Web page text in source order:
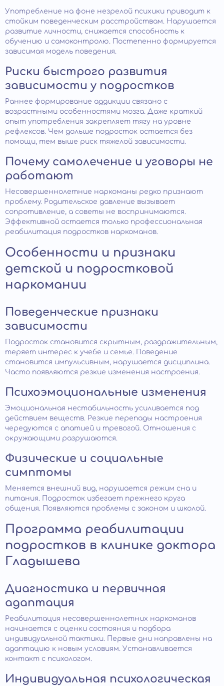
Употребление на фоне незрелой психики приводит к
стойким поведенческим расстройствам. Нарушается
развитие личности, снижается способность к
обучению и самоконтролю. Постепенно формируется
зависимая модель поведения.
Риски быстрого развития
зависимости у подростков
Раннее формирование аддикции связано с
возрастными особенностями мозга. Даже краткий
опыт употребления закрепляет тягу на уровне
рефлексов. Чем дольше подросток остается без
помощи, тем выше риск тяжелой зависимости.
Почему самолечение и уговоры не
работают
Несовершеннолетние наркоманы редко признают
проблему. Родительское давление вызывает
сопротивление, а советы не воспринимаются.
Эффективной остается только профессиональная
реабилитация подростков наркоманов.
Особенности и признаки
детской и подростковой
наркомании
Поведенческие признаки
зависимости
Подросток становится скрытным, раздражительным,
теряет интерес к учебе и семье. Поведение
становится импульсивным, нарушается дисциплина.
Часто появляются резкие изменения настроения.
Психоэмоциональные изменения
Эмоциональная нестабильность усиливается под
действием веществ. Резкие перепады настроения
чередуются с апатией и тревогой. Отношения с
окружающими разрушаются.
Физические и социальные
симптомы
Меняется внешний вид, нарушается режим сна и
питания. Подросток избегает прежнего круга
общения. Появляются проблемы с законом и школой.
Программа реабилитации
подростков в клинике доктора
Гладышева
Диагностика и первичная
адаптация
Реабилитация несовершеннолетних наркоманов
начинается с оценки состояния и подбора
индивидуальной тактики. Первые дни направлены на
адаптацию к новым условиям. Устанавливается
контакт с психологом.
Индивидуальная психологическая